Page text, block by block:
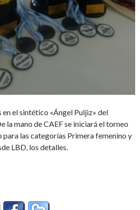
en el sintético «Ángel Puljiz» del
la mano de CAEF se iniciará el torneo
las categorías Primera femenino y
LBD, los detalles.
la «Copa Aniversario de Ushuaia»